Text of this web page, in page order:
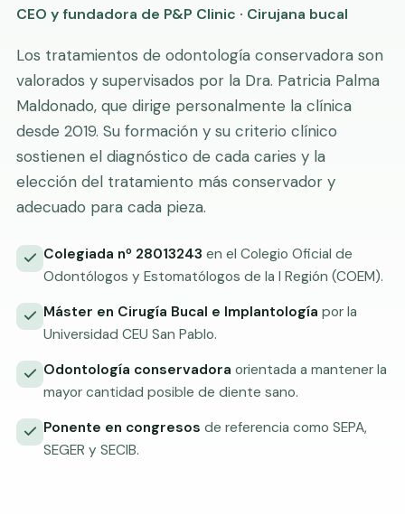
CEO y fundadora de P&P Clinic · Cirujana bucal
Los tratamientos de odontología conservadora son
valorados y supervisados por la Dra. Patricia Palma
Maldonado, que dirige personalmente la clínica
desde 2019. Su formación y su criterio clínico
sostienen el diagnóstico de cada caries y la
elección del tratamiento más conservador y
adecuado para cada pieza.
Colegiada nº 28013243 en el Colegio Oficial de
Odontólogos y Estomatólogos de la I Región (COEM).
Máster en Cirugía Bucal e Implantología por la
Universidad CEU San Pablo.
Odontología conservadora orientada a mantener la
mayor cantidad posible de diente sano.
Ponente en congresos de referencia como SEPA,
SEGER y SECIB.